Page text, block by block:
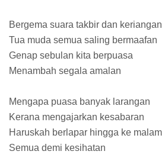
Bergema suara takbir dan keriangan
Tua muda semua saling bermaafan
Genap sebulan kita berpuasa
Menambah segala amalan
Mengapa puasa banyak larangan
Kerana mengajarkan kesabaran
Haruskah berlapar hingga ke malam
Semua demi kesihatan